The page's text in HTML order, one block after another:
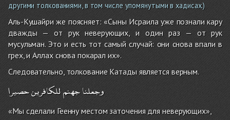
другими толкованиями, в том числе упомянутыми в хадисах.)
Аль-Кушайри же поясняет: «Сыны Исраила уже познали кару
дважды — от рук неверующих, и один раз — от рук
мусульман. Это и есть тот самый случай: они снова впали в
грех, и Аллах снова покарал их».
Следовательно, толкование Катады является верным.
وجعلناجهنمللكافرينحصيرا
«Мы сделали Геенну местом заточения для неверующих»,